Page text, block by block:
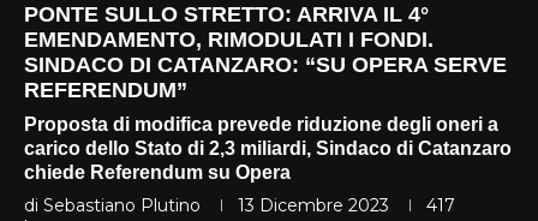
PONTE SULLO STRETTO: ARRIVA IL 4°
EMENDAMENTO, RIMODULATI I FONDI.
SINDACO DI CATANZARO: “SU OPERA SERVE
REFERENDUM”
Proposta di modifica prevede riduzione degli oneri a
carico dello Stato di 2,3 miliardi, Sindaco di Catanzaro
chiede Referendum su Opera
di Sebastiano Plutino 13 Dicembre 2023
417